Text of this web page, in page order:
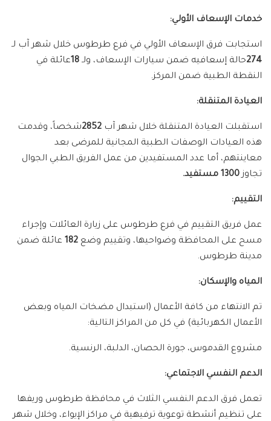
خدمات الإسعاف الأولي:
استجابت فرق الإسعاف الأولي في فرع طرطوس خلال شهر آب لـ
274حالة إسعافيه ضمن سيارات الإسعاف، ولـ
عائلة في
النقطة الطبية ضمن المركز.
العيادة المتنقلة:
استقبلت العيادة المتنقلة خلال شهر آب 2852شخصاً، وقدمت
هذه العيادات الوصفات الطبية المجانية للمرضى بعد
معاينتهم، أما عدد المستفيدين من عمل الفريق الطبي الجوال
تجاوز1300 مستفيد.
التقييم:
عمل فريق التقييم في فرع طرطوس على زيارة العائلات وإجراء
مسح على المحافظة وضواحيها، وتقييم وضع 182 عائلة ضمن
مدينة طرطوس.
المياه والإسكان:
تم الانتهاء من كافة الأعمال (استبدال مضخات المياه وبعض
الأعمال الكهربائية) في كل من المراكز التالية:
مشروع القدموس، جورة الحصان، الدلبة، الرنسية.
الدعم النفسي الاجتماعي:
تعمل فرق الدعم النفسي الثلاث في محافظة طرطوس وريفها
على تنظيم أنشطة توعوية ترفيهية في مراكز الإيواء، وخلال شهر